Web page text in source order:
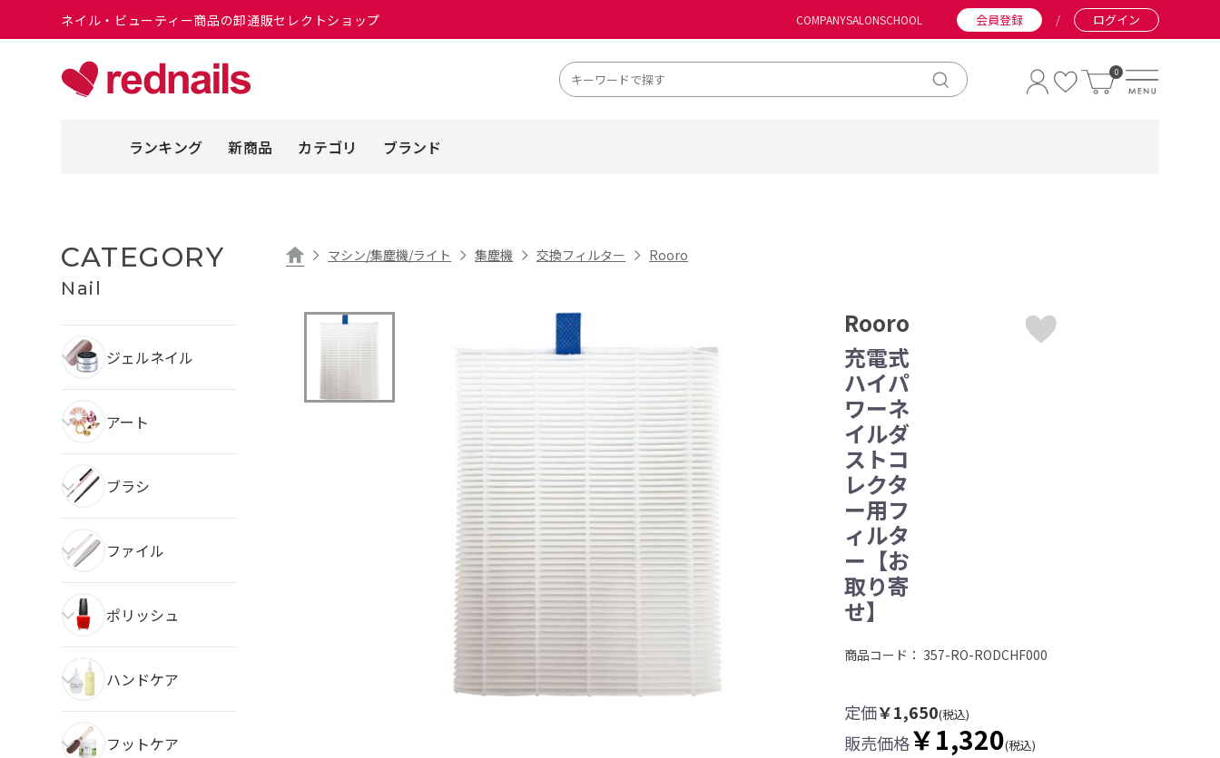
ネイル・ビューティー商品の卸通販セレクトショップ COMPANYSALONSCHOOL 会員登録 / ログイン
0
ランキング 新商品 カテゴリ ブランド
CATEGORY
Nail
ジェルネイル
アート
ブラシ
ファイル
ポリッシュ
ハンドケア
フットケア
マシン/集塵機/ライト 集塵機 交換フィルター Rooro
Rooro
充電式
ハイパ
ワーネ
イルダ
ストコ
レクタ
ー用フ
ィルタ
ー【お
取り寄
せ】
商品コード： 357-RO-RODCHF000
定価￥1,650(税込)
販売価格￥1,320(税込)